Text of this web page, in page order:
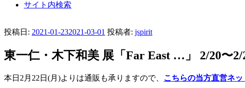
サイト内検索
投稿日: 2021-01-232021-03-01 投稿者: jspirit
東一仁・木下和美 展「Far East …」 2/20〜2/
本日2月22日(月)よりは通販も承りますので、 こちらの当方直営ネ